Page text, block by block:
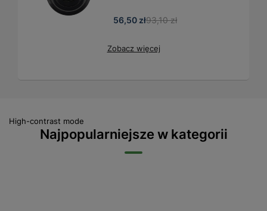
56,50 zł93,10 zł
Zobacz więcej
High-contrast mode
Najpopularniejsze w kategorii